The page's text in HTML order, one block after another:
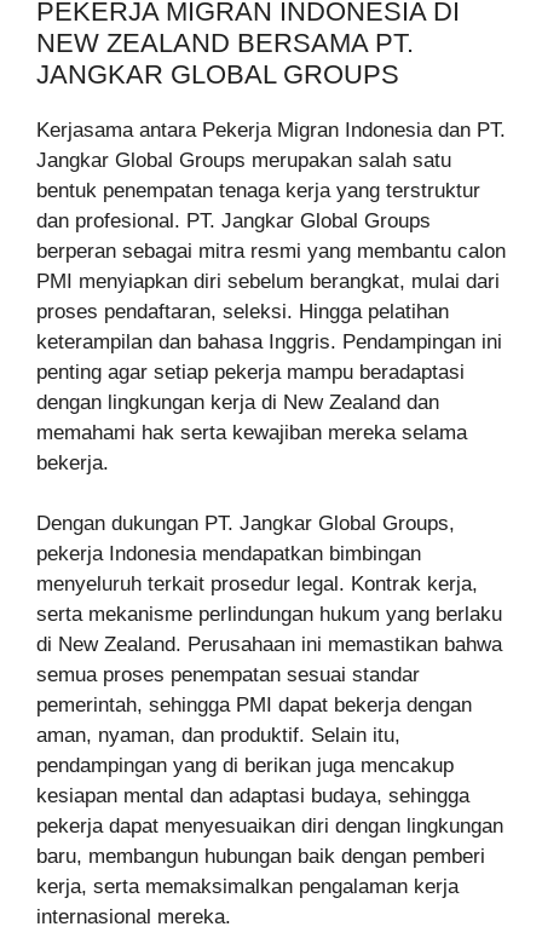
PEKERJA MIGRAN INDONESIA DI
NEW ZEALAND BERSAMA PT.
JANGKAR GLOBAL GROUPS
Kerjasama antara Pekerja Migran Indonesia dan PT.
Jangkar Global Groups merupakan salah satu
bentuk penempatan tenaga kerja yang terstruktur
dan profesional. PT. Jangkar Global Groups
berperan sebagai mitra resmi yang membantu calon
PMI menyiapkan diri sebelum berangkat, mulai dari
proses pendaftaran, seleksi. Hingga pelatihan
keterampilan dan bahasa Inggris. Pendampingan ini
penting agar setiap pekerja mampu beradaptasi
dengan lingkungan kerja di New Zealand dan
memahami hak serta kewajiban mereka selama
bekerja.
Dengan dukungan PT. Jangkar Global Groups,
pekerja Indonesia mendapatkan bimbingan
menyeluruh terkait prosedur legal. Kontrak kerja,
serta mekanisme perlindungan hukum yang berlaku
di New Zealand. Perusahaan ini memastikan bahwa
semua proses penempatan sesuai standar
pemerintah, sehingga PMI dapat bekerja dengan
aman, nyaman, dan produktif. Selain itu,
pendampingan yang di berikan juga mencakup
kesiapan mental dan adaptasi budaya, sehingga
pekerja dapat menyesuaikan diri dengan lingkungan
baru, membangun hubungan baik dengan pemberi
kerja, serta memaksimalkan pengalaman kerja
internasional mereka.